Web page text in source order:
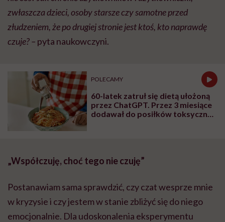
zwłaszcza dzieci, osoby starsze czy samotne przed
złudzeniem, że po drugiej stronie jest ktoś, kto naprawdę
czuje? – pyta naukowczyni.
POLECAMY
60-latek zatruł się dietą ułożoną
przez ChatGPT. Przez 3 miesiące
dodawał do posiłków toksyczny
„Współczuję, choć tego nie czuję”
Postanawiam sama sprawdzić, czy czat wesprze mnie
w kryzysie i czy jestem w stanie zbliżyć się do niego
emocjonalnie. Dla udoskonalenia eksperymentu